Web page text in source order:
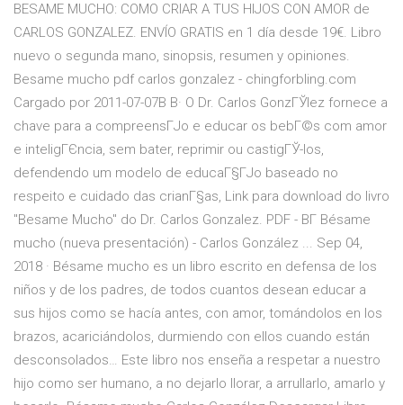
BESAME MUCHO: COMO CRIAR A TUS HIJOS CON AMOR de
CARLOS GONZALEZ. ENVÍO GRATIS en 1 día desde 19€. Libro
nuevo o segunda mano, sinopsis, resumen y opiniones.
Besame mucho pdf carlos gonzalez - chingforbling.com
Cargado por 2011-07-07В В· O Dr. Carlos GonzГЎlez fornece a
chave para a compreensГЈo e educar os bebГ©s com amor
e inteligГЄncia, sem bater, reprimir ou castigГЎ-los,
defendendo um modelo de educaГ§ГЈo baseado no
respeito e cuidado das crianГ§as, Link para download do livro
"Besame Mucho" do Dr. Carlos Gonzalez. PDF - BГ Bésame
mucho (nueva presentación) - Carlos González ... Sep 04,
2018 · Bésame mucho es un libro escrito en defensa de los
niños y de los padres, de todos cuantos desean educar a
sus hijos como se hacía antes, con amor, tomándolos en los
brazos, acariciándolos, durmiendo con ellos cuando están
desconsolados… Este libro nos enseña a respetar a nuestro
hijo como ser humano, a no dejarlo llorar, a arrullarlo, amarlo y